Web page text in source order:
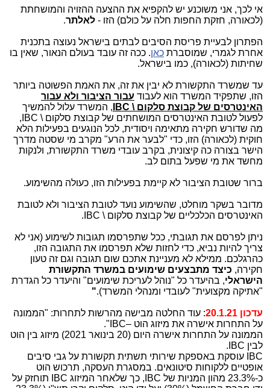
אי לכך, אני משוכנע יש להקפיא את ההצעה ההזויה והמושחתת
(לכאורה, חזקת החפות חלה על כולם) הזו - לאלתר.
הפתרון לבעיית פריסת הסיבים לבתים בישראל נעוצה בתכנית
אחרת לגמרי, שמוסברת כאן. ככה זה עובד בעולם הנאור, שאין בו
שחיתות (לכאורה), כמו בישראל.
עד שמשרד התקשורת לא יבין את זה, את האמת הפשוטה ביותר
הזו, שתפקיד המשרד הוא לעבוד עבור הציבור ולא עבור
האינטרסים של קבוצת סלקום \ IBC , המשרד עלול להמשיך
לפעול לטובת האינטרסים המושחתים של קבוצת סלקום \ IBC
,
מה שדורש חקירה מתאימה ויסודית, לכל הנוגעים בפעילות הלא
חוקית (לכאורה) הזו, כדי "לבער את הרע" מקרב מי שסטה מדרך
הישר בצורה כה קיצונית, בקרב עובדי משרד התקשורת, ולנקות
מחשד את מי שפעל בתום לב.
ברור שטובת הציבור לא קיימת בפעילות הזו, כעולה מהשימוע.
מדובר בשקר מוחלט, שהשימוע נועד לטובת הציבור ולא לטובת
האינטרסים הכלכליים של קבוצת סלקום \ IBC
.
ניתן לפרסם את תגובתי, ככל שתפרסמו תגובות לשימוע (אני לא
צריך להיות נביא, כדי לחזות שלא תפרסמו את התגובה הזו,
כהרגלכם. ממילא לא מעניינת אתכם שום תגובה וגם זה טעון
חקירה, כיצד מתבצעים שימועים במשרד התקשורת
הישראלי, בהיעדר כל "נוהל לעריכת שימועים" והיעדר כל הגדרת
"אתיקה מקצועית" לעובדי ומנהלי המשרד)."
עדכון 20.1.21
: עוד החלטה מבישה מהרשות לתחרות: "הממונה
על התחרות אישרה את מיזוג הוט –IBC".
הממונה על התחרות אישרה היום (20 בינואר 2021) מיזוג בין הוט
לבין IBC.
IBC עוסקת באספקת שירותי תשתית תקשורת על גבי סיבים
אופטיים ללקוחות סיטונאים. במסגרת העסקה, תרכוש הוט
כ-23.3% מהון המניות של IBC, כך שלאחר המיזוג IBC תוחזק על